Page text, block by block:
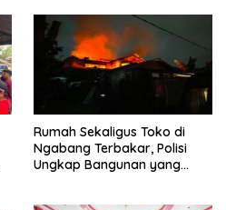
Rumah Sekaligus Toko di
Ngabang Terbakar, Polisi
Ungkap Bangunan yang